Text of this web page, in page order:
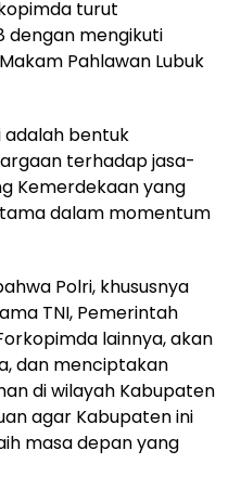
turut
dengan mengikuti
Pahlawan Lubuk
adalah bentuk
terhadap jasa-
Kemerdekaan yang
dalam momentum
Polri, khususnya
TNI, Pemerintah
lainnya, akan
dan menciptakan
di wilayah Kabupaten
agar Kabupaten ini
masa depan yang